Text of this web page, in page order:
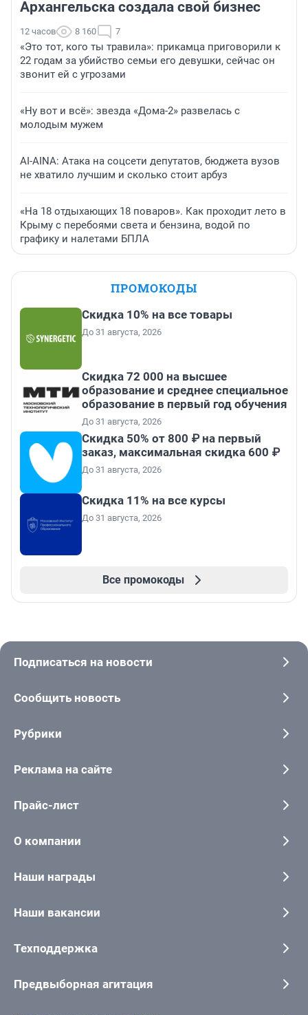
Архангельска создала свой бизнес
12 часов 8 160 7
«Это тот, кого ты травила»: прикамца приговорили к
22 годам за убийство семьи его девушки, сейчас он
звонит ей с угрозами
«Ну вот и всё»: звезда «Дома-2» развелась с
молодым мужем
AI-AINA: Атака на соцсети депутатов, бюджета вузов
не хватило лучшим и сколько стоит арбуз
«На 18 отдыхающих 18 поваров». Как проходит лето в
Крыму с перебоями света и бензина, водой по
графику и налетами БПЛА
ПРОМОКОДЫ
Скидка 10% на все товары
До 31 августа, 2026
Скидка 72 000 на высшее
образование и среднее специальное
образование в первый год обучения
До 31 августа, 2026
Скидка 50% от 800 ₽ на первый
заказ, максимальная скидка 600 ₽
До 31 августа, 2026
Скидка 11% на все курсы
До 31 августа, 2026
Все промокоды
Подписаться на новости
Сообщить новость
Рубрики
Реклама на сайте
Прайс-лист
О компании
Наши награды
Наши вакансии
Техподдержка
Предвыборная агитация